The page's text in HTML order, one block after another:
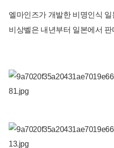
엘마인즈가 개발한 비명인식
비상벨은 내년부터 일본에서